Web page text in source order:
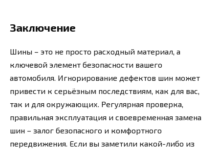
Заключение
Шины – это не просто расходный материал, а
ключевой элемент безопасности вашего
автомобиля. Игнорирование дефектов шин может
привести к серьёзным последствиям, как для вас,
так и для окружающих. Регулярная проверка,
правильная эксплуатация и своевременная замена
шин – залог безопасного и комфортного
передвижения. Если вы заметили какой-либо из